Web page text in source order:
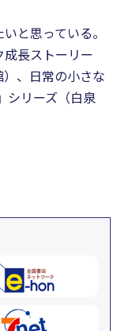
と思っている。
長ストーリー
）、日常の小さな
シリーズ（白泉